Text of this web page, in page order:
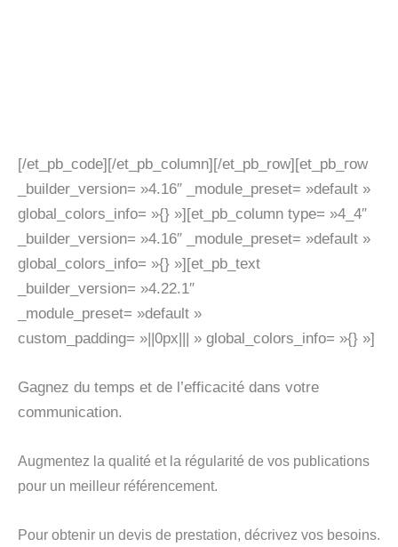
[/et_pb_code][/et_pb_column][/et_pb_row][et_pb_row
_builder_version= »4.16″ _module_preset= »default »
global_colors_info= »{} »][et_pb_column type= »4_4″
_builder_version= »4.16″ _module_preset= »default »
global_colors_info= »{} »][et_pb_text
_builder_version= »4.22.1″
_module_preset= »default »
custom_padding= »||0px||| » global_colors_info= »{} »]
Gagnez du temps et de l’efficacité dans votre
communication.
Augmentez la qualité et la régularité de vos publications
pour un meilleur référencement.
Pour obtenir un devis de prestation, décrivez vos besoins.